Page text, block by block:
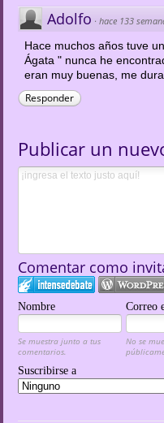
Adolfo · hace 133
Hace muchos años tuve
Ágata " nunca he
eran muy buenas, me
Responder
Publicar un
Comentar como
Nombre Correo
Se muestra junto a tus
comentarios.
No se
Suscribirse a